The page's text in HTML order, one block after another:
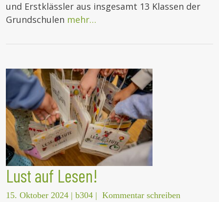
und Erstklässler aus insgesamt 13 Klassen der
Grundschulen mehr…
Lust auf Lesen!
15. Oktober 2024 | b304 | Kommentar schreiben